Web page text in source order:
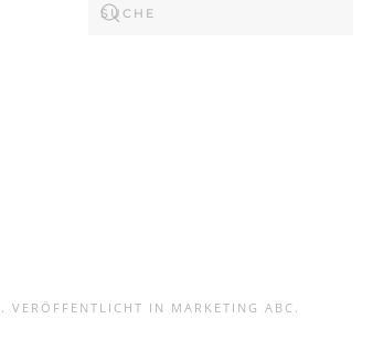
. VERÖFFENTLICHT IN MARKETING ABC .